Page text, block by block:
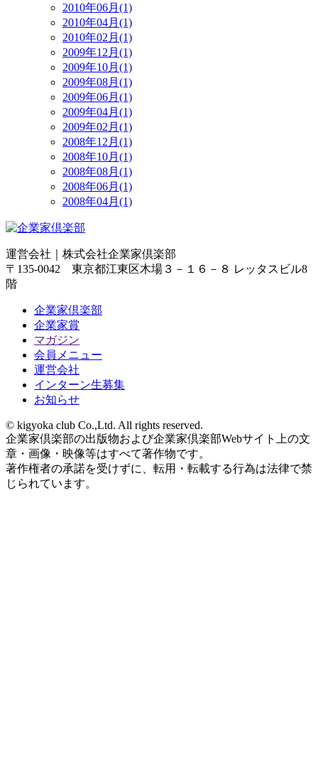
2010年06月(1)
2010年04月(1)
2010年02月(1)
2009年12月(1)
2009年10月(1)
2009年08月(1)
2009年06月(1)
2009年04月(1)
2009年02月(1)
2008年12月(1)
2008年10月(1)
2008年08月(1)
2008年06月(1)
2008年04月(1)
運営会社｜ 株式会社企業家倶楽部
〒135-0042 東京都江東区木場３－１６－８ レッタスビル8
階
企業家倶楽部
企業家賞
マガジン
会員メニュー
運営会社
インターン生募集
お知らせ
© kigyoka club Co.,Ltd. All rights reserved.
企業家倶楽部の出版物および企業家倶楽部Webサイト上の文
章・画像・映像等はすべて著作物です。
著作権者の承諾を受けずに、転用・転載する行為は法律で禁
じられています。